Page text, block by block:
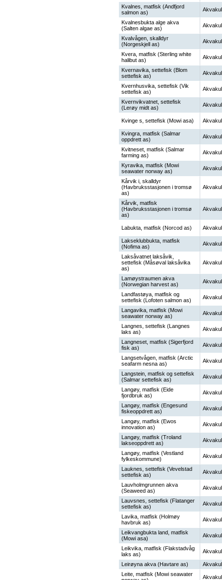
Kvalnes, matfisk (Andfjord
salmon as)
Kvalnesbukta alge akva
(Salten algae as)
Kvalvågen, skalldyr
(Norgeskjell as)
Kvera, matfisk (Sterling white
halibut as)
Kvernavika, settefisk (Blom
settefisk as)
Kvernhusvika, settefisk (Vik
settefisk as)
Kvernvikvatnet, settefisk
(Lerøy midt as)
Kvinge s, settefisk (Mowi asa)
Kvingra, matfisk (Salmar
oppdrett as)
Kvitneset, matfisk (Salmar
farming as)
Kyravika, matfisk (Mowi
seawater norway as)
Kårvik i, skalldyr
(Havbruksstasjonen i tromsø
as)
Kårvik, matfisk
(Havbruksstasjonen i tromsø
as)
Labukta, matfisk (Norcod as)
Lakseklubbukta, matfisk
(Nofima as)
Laksåvatnet laksåvik,
settefisk (Måsøval laksåvika
as)
Lamøystraumen akva
(Norwegian harvest as)
Landfastøya, matfisk og
settefisk (Lofoten salmon as)
Langavika, matfisk (Mowi
seawater norway as)
Langnes, settefisk (Langnes
laks as)
Langneset, matfisk (Sigerfjord
fisk as)
Langsetvågen, matfisk (Arctic
seafarm nesna as)
Langstein, matfisk og settefisk
(Salmar settefisk as)
Langøy, matfisk (Eide
fjordbruk as)
Langøy, matfisk (Engesund
fiskeoppdrett as)
Langøy, matfisk (Ewos
innovation as)
Langøy, matfisk (Troland
lakseoppdrett as)
Langøy, matfisk (Vestland
fylkeskommune)
Lauknes, settefisk (Vevelstad
settefisk as)
Lauvholmgrunnen akva
(Seaweed as)
Lauvsnes, settefisk (Flatanger
settefisk as)
Lavika, matfisk (Holmøy
havbruk as)
Leikvangbukta land, matfisk
(Mowi asa)
Leikvika, matfisk (Flakstadvåg
laks as)
Leirøyna akva (Havtare as)
Leite, matfisk (Mowi seawater